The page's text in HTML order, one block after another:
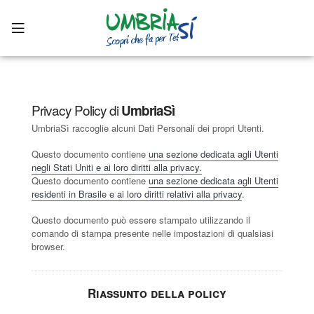
Privacy Policy diUmbriaSì
UmbriaSì raccoglie alcuni Dati Personali dei propri Utenti.
Questo documento contiene una sezione dedicata agli Utenti
negli Stati Uniti e ai loro diritti alla privacy.
Questo documento contiene una sezione dedicata agli Utenti
residenti in Brasile e ai loro diritti relativi alla privacy.
Questo documento può essere stampato utilizzando il
comando di stampa presente nelle impostazioni di qualsiasi
browser.
Riassunto della policy